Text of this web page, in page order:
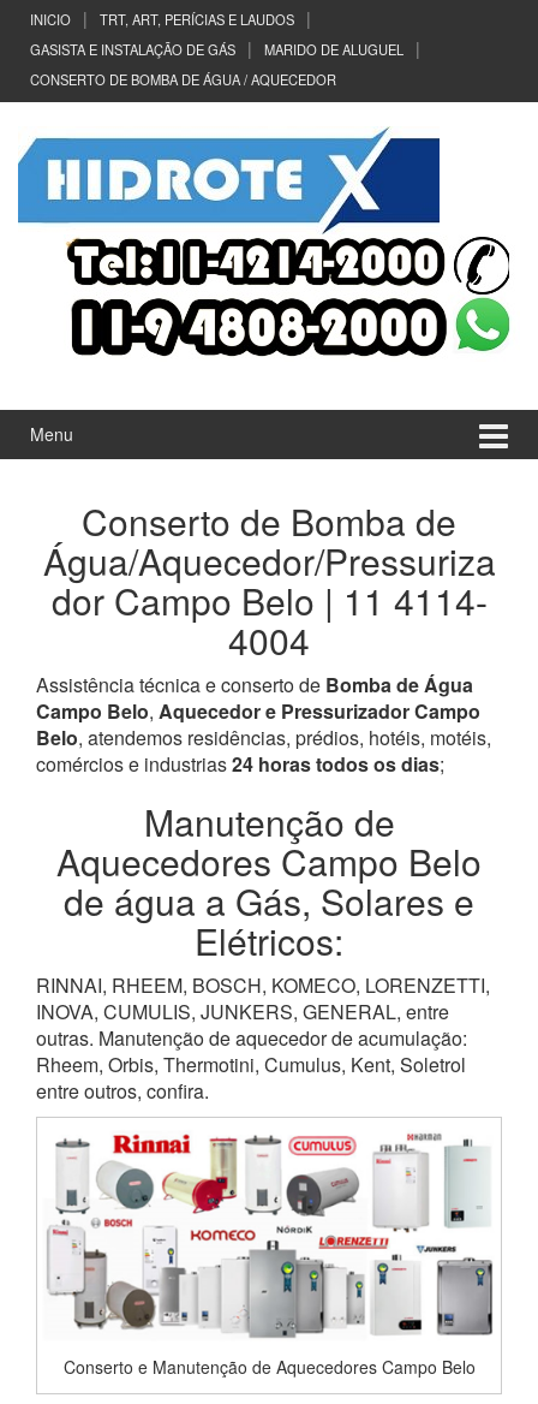
Conteúdo
Pular
menu
principal
INICIO
TRT, ART, PERÍCIAS E LAUDOS
GASISTA E INSTALAÇÃO DE GÁS
MARIDO DE ALUGUEL
CONSERTO DE BOMBA DE ÁGUA / AQUECEDOR
Menu
Conserto de Bomba de
Água/Aquecedor/Pressuriza
dor Campo Belo | 11 4114-
4004
Assistência técnica e conserto de Bomba de Água
Campo Belo, Aquecedor e Pressurizador Campo
Belo, atendemos residências, prédios, hotéis, motéis,
comércios e industrias24 horas todos os dias;
Manutenção de
Aquecedores Campo Belo
de água a Gás, Solares e
Elétricos:
RINNAI, RHEEM, BOSCH, KOMECO, LORENZETTI,
INOVA, CUMULIS, JUNKERS, GENERAL, entre
outras. Manutenção de aquecedor de acumulação:
Rheem, Orbis, Thermotini, Cumulus, Kent, Soletrol
entre outros, confira.
Conserto e Manutenção de Aquecedores Campo Belo